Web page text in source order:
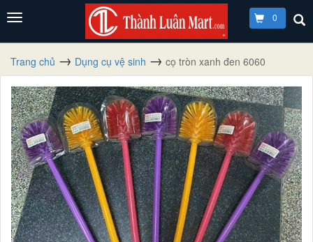
0
Trang chủ Dụng cụ vệ sinh cọ tròn xanh đen 6060